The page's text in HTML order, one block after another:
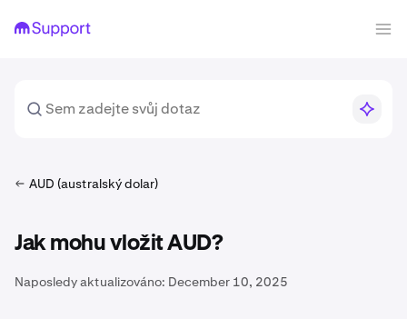
AUD (australský dolar)
Jak mohu vložit AUD?
Naposledy aktualizováno: December 10, 2025